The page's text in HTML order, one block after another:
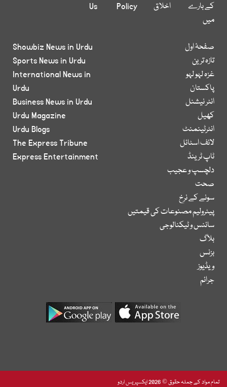
کے بارے
میں
اخلاق
Policy
Us
صفحۂ اول
تازہ ترین
غزہ لہو لہو
پاکستان
انٹر نیشنل
کھیل
انٹرٹینمنٹ
لائف اسٹائل
ٹاپ ٹرینڈ
دلچسپ و عجیب
صحت
سونے کے نرخ
پیٹرولیم مصنوعات کی قیمتیں
سائنس و ٹیکنالوجی
بلاگ
بزنس
ویڈیوز
جرائم
Showbiz News in Urdu
Sports News in Urdu
International News in
Urdu
Business News in Urdu
Urdu Magazine
Urdu Blogs
The Express Tribune
Express Entertainment
تمام مواد کے جملہ حقوق © 2026 ایکسپریس اردو